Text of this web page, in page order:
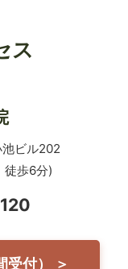
ス
ビル202
徒歩6分)
受付） ＞